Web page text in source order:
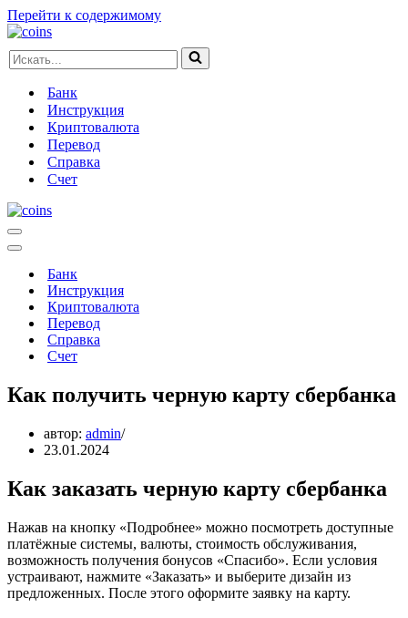
Перейти к содержимому
Искать...
Банк
Инструкция
Криптовалюта
Перевод
Справка
Счет
Меню
навигации
Меню
навигацииБанк
Инструкция
Криптовалюта
Перевод
Справка
Счет
Как получить черную карту сбербанка
автор: admin
23.01.2024
Как заказать черную карту сбербанка
Нажав на кнопку «Подробнее» можно посмотреть доступные
платёжные системы, валюты, стоимость обслуживания,
возможность получения бонусов «Спасибо». Если условия
устраивают, нажмите «Заказать» и выберите дизайн из
предложенных. После этого оформите заявку на карту.